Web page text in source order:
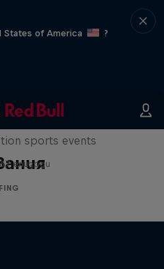
States of America
?
Series
sports events
епизоди